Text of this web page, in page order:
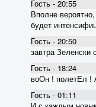
Гость - 20:55
Вполне
будет
Гость - 20:50
завтра Зеленски
Гость - 18:24
воОн ! полетЕл !
Гость - 01:11